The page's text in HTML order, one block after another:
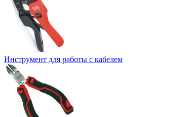
Инструмент для работы с кабелем